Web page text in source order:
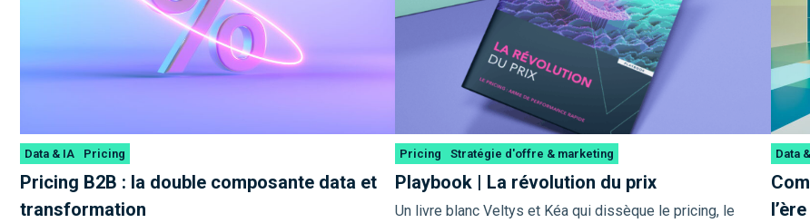
Data & IA Pricing
Pricing B2B : la double composante data et
transformation
Pricing Stratégie d'offre & marketing
Playbook | La révolution du prix
Un livre blanc Veltys et Kéa qui dissèque le pricing, le
Data